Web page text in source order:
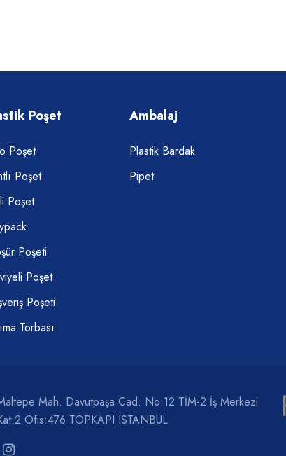
Poşet
Poşet
Poşet
Poşet
Poşeti
Poşet
Poşeti
Torbası
Ambalaj
Plastik Bardak
Pipet
Mah. Davutpaşa Cad. No:12 TİM-2 İş Merkezi
Ofis:476 TOPKAPI ISTANBUL